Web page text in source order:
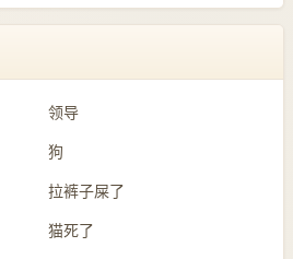
领导
狗
拉裤子屎了
猫死了